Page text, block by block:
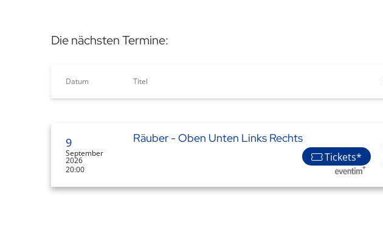
Die nächsten Termine:
Datum Titel
9
September
2026
20:00
Räuber - Oben Unten Links Rechts
Tickets*